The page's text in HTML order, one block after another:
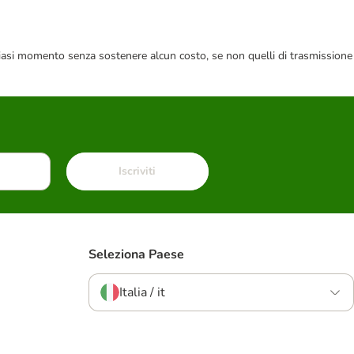
momento senza sostenere alcun costo, se non quelli di trasmissione
Iscriviti
Seleziona Paese
Italia / it